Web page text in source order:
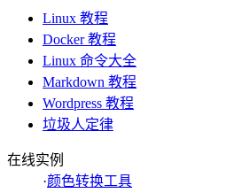
Linux 教程
Docker 教程
Linux 命令大全
Markdown 教程
Wordpress 教程
垃圾人定律
在线实例
·颜色转换工具